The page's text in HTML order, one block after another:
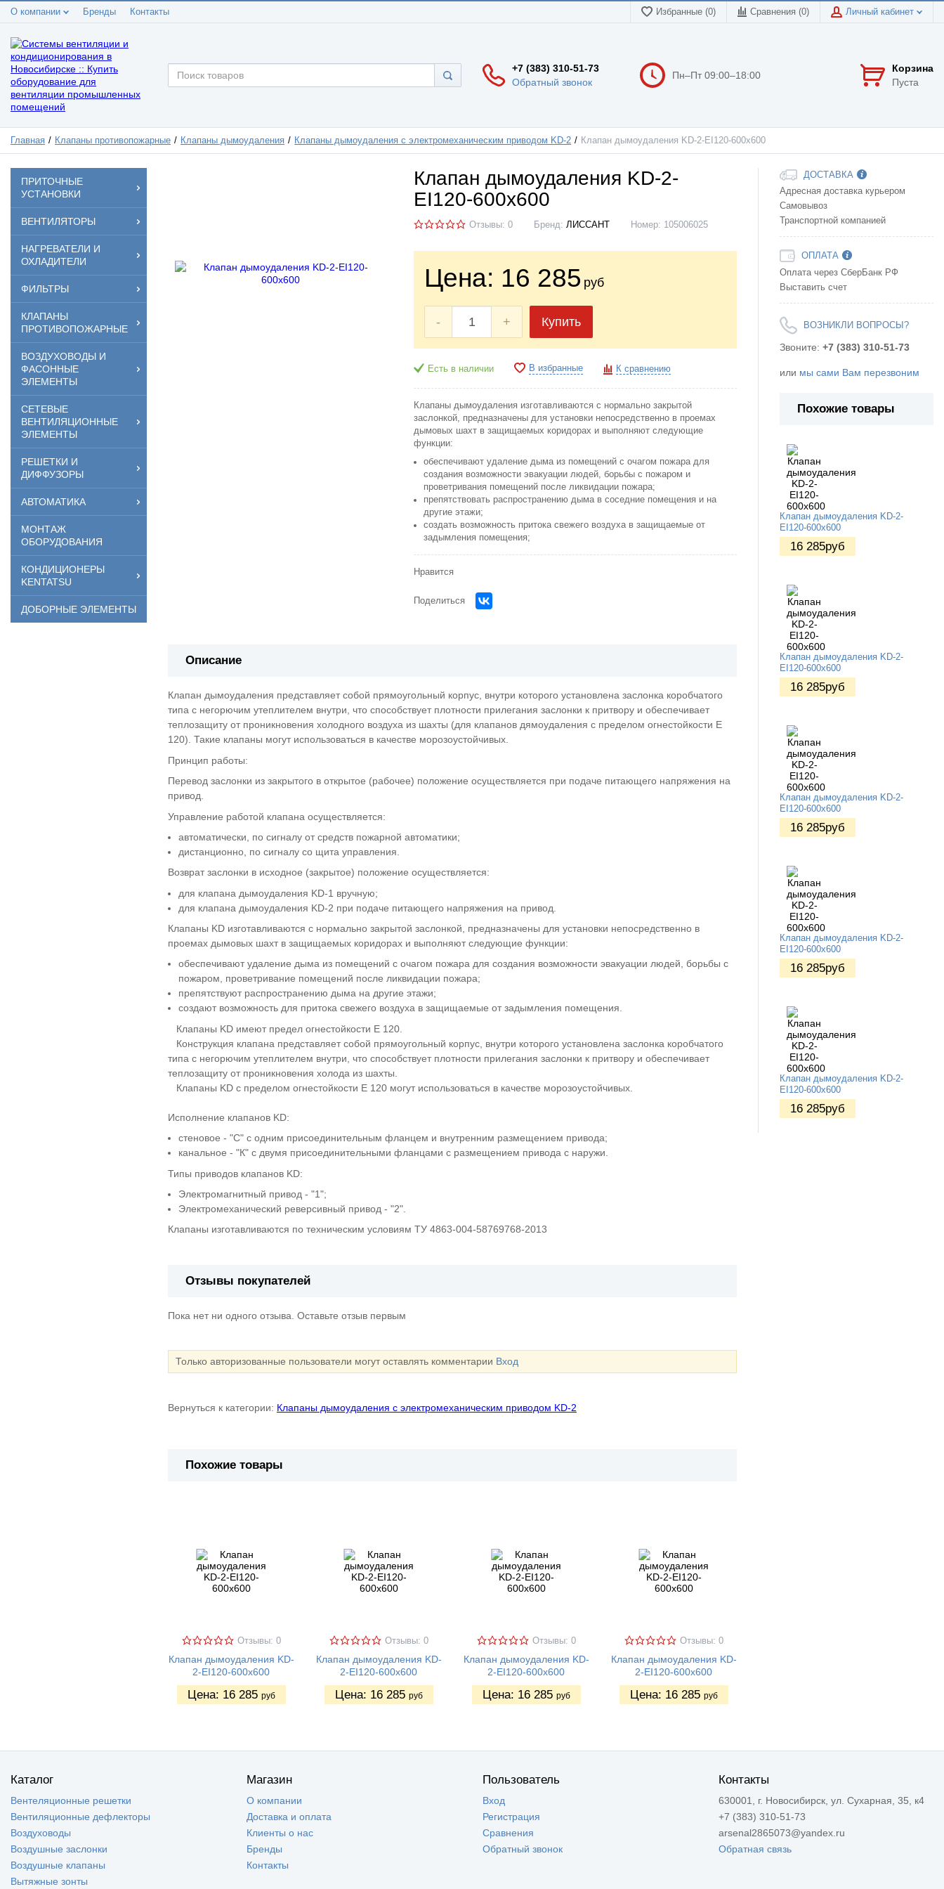
О компании Бренды Контакты Избранные (0) Сравнения (0) Личный кабинет
+7 (383) 310-51-73
Обратный звонок
Пн–Пт 09:00–18:00
Корзина
Пуста
Главная Клапаны противопожарные Клапаны дымоудаления Клапаны дымоудаления с электромеханическим приводом KD-2 Клапан дымоудаления KD-2-EI120-600х600
ПРИТОЧНЫЕ
УСТАНОВКИ
ВЕНТИЛЯТОРЫ
НАГРЕВАТЕЛИ И
ОХЛАДИТЕЛИ
ФИЛЬТРЫ
КЛАПАНЫ
ПРОТИВОПОЖАРНЫЕ
ВОЗДУХОВОДЫ И
ФАСОННЫЕ
ЭЛЕМЕНТЫ
СЕТЕВЫЕ
ВЕНТИЛЯЦИОННЫЕ
ЭЛЕМЕНТЫ
РЕШЕТКИ И
ДИФФУЗОРЫ
АВТОМАТИКА
МОНТАЖ
ОБОРУДОВАНИЯ
КОНДИЦИОНЕРЫ
KENTATSU
ДОБОРНЫЕ ЭЛЕМЕНТЫ
Клапан дымоудаления KD-2-
EI120-600х600
Отзывы: 0 Бренд: ЛИССАНТ Номер: 105006025
Цена: 16 285 руб
- + Купить
Есть в наличии В избранные К сравнению
Клапаны дымоудаления изготавливаются с нормально закрытой
заслонкой, предназначены для установки непосредственно в проемах
дымовых шахт в защищаемых коридорах и выполняют следующие
функции:
обеспечивают удаление дыма из помещений с очагом пожара для
создания возможности эвакуации людей, борьбы с пожаром и
проветривания помещений после ликвидации пожара;
препятствовать распространению дыма в соседние помещения и на
другие этажи;
создать возможность притока свежего воздуха в защищаемые от
задымления помещения;
Нравится
Поделиться
Описание
Клапан дымоудаления представляет собой прямоугольный корпус, внутри которого установлена заслонка коробчатого
типа с негорючим утеплителем внутри, что способствует плотности прилегания заслонки к притвору и обеспечивает
теплозащиту от проникновения холодного воздуха из шахты (для клапанов дямоудаления с пределом огнестойкости E
120). Такие клапаны могут использоваться в качестве морозоустойчивых.
Принцип работы:
Перевод заслонки из закрытого в открытое (рабочее) положение осуществляется при подаче питающего напряжения на
привод.
Управление работой клапана осуществляется:
автоматически, по сигналу от средств пожарной автоматики;
дистанционно, по сигналу со щита управления.
Возврат заслонки в исходное (закрытое) положение осуществляется:
для клапана дымоудаления KD-1 вручную;
для клапана дымоудаления KD-2 при подаче питающего напряжения на привод.
Клапаны KD изготавливаются с нормально закрытой заслонкой, предназначены для установки непосредственно в
проемах дымовых шахт в защищаемых коридорах и выполняют следующие функции:
обеспечивают удаление дыма из помещений с очагом пожара для создания возможности эвакуации людей, борьбы с
пожаром, проветривание помещений после ликвидации пожара;
препятствуют распространению дыма на другие этажи;
создают возможность для притока свежего воздуха в защищаемые от задымления помещения.
Клапаны KD имеют предел огнестойкости E 120.
Конструкция клапана представляет собой прямоугольный корпус, внутри которого установлена заслонка коробчатого
типа с негорючим утеплителем внутри, что способствует плотности прилегания заслонки к притвору и обеспечивает
теплозащиту от проникновения холода из шахты.
Клапаны KD с пределом огнестойкости E 120 могут использоваться в качестве морозоустойчивых.
Исполнение клапанов KD:
стеновое - "С" с одним присоединительным фланцем и внутренним размещением привода;
канальное - "К" с двумя присоединительными фланцами с размещением привода с наружи.
Типы приводов клапанов KD:
Электромагнитный привод - "1";
Электромеханический реверсивный привод - "2".
Клапаны изготавливаются по техническим условиям ТУ 4863-004-58769768-2013
Отзывы покупателей
Пока нет ни одного отзыва. Оставьте отзыв первым
Только авторизованные пользователи могут оставлять комментарии Вход
Вернуться к категории: Клапаны дымоудаления с электромеханическим приводом KD-2
Похожие товары
Отзывы: 0
Клапан дымоудаления KD-
2-EI120-600х600
Цена: 16 285 руб
Отзывы: 0
Клапан дымоудаления KD-
2-EI120-600х600
Цена: 16 285 руб
Отзывы: 0
Клапан дымоудаления KD-
2-EI120-600х600
Цена: 16 285 руб
Отзывы: 0
Клапан дымоудаления KD-
2-EI120-600х600
Цена: 16 285 руб
ДОСТАВКА
Адресная доставка курьером
Самовывоз
Транспортной компанией
ОПЛАТА
Оплата через СберБанк РФ
Выставить счет
ВОЗНИКЛИ ВОПРОСЫ?
Звоните: +7 (383) 310-51-73
или мы сами Вам перезвоним
Похожие товары
Клапан дымоудаления KD-2-
EI120-600х600
16 285руб
Клапан дымоудаления KD-2-
EI120-600х600
16 285руб
Клапан дымоудаления KD-2-
EI120-600х600
16 285руб
Клапан дымоудаления KD-2-
EI120-600х600
16 285руб
Клапан дымоудаления KD-2-
EI120-600х600
16 285руб
Каталог
Вентеляционные решетки
Вентиляционные дефлекторы
Воздуховоды
Воздушные заслонки
Воздушные клапаны
Вытяжные зонты
Магазин
О компании
Доставка и оплата
Клиенты о нас
Бренды
Контакты
Пользователь
Вход
Регистрация
Сравнения
Обратный звонок
Контакты
630001, г. Новосибирск, ул. Сухарная, 35, к4
+7 (383) 310-51-73
arsenal2865073@yandex.ru
Обратная связь